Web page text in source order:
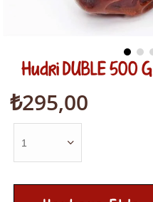
Hudri DUBLE 500 G
₺295,00